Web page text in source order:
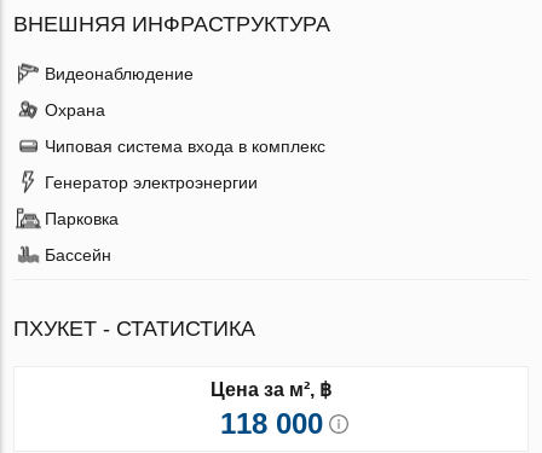
ВНЕШНЯЯ ИНФРАСТРУКТУРА
Видеонаблюдение
Охрана
Чиповая система входа в комплекс
Генератор электроэнергии
Парковка
Бассейн
ПХУКЕТ - СТАТИСТИКА
Цена за м², ฿
118 000